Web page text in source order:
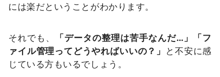
には楽だということがわかります。
それでも、
「データの整理は苦手なんだ…」「フ
ァイル管理ってどうやればいいの？」
と不安に感
じている方もいるでしょう。